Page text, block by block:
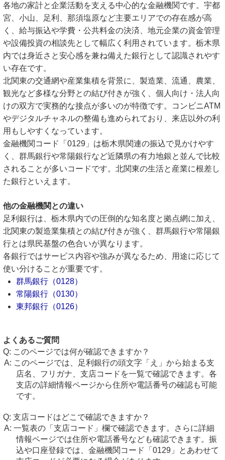
各地の家計と企業活動を支える中心的な金融機関です。宇都
宮、小山、足利、那須塩原など主要エリアでの存在感が高
く、給与振込や学費・公共料金の決済、地元企業の資金管理
や設備投資の相談先として幅広く利用されています。栃木県
内では身近さと安心感を兼ね備えた銀行として認識されやす
い存在です。
北関東の交通網や産業集積を背景に、製造業、流通、農業、
観光など多様な分野との結び付きが強く、個人向け・法人向
けの双方で実務的な接点が多いのが特徴です。コンビニATM
やデジタルチャネルの整備も進められており、来店以外の利
用もしやすくなっています。
金融機関コード「0129」は栃木県関連の振込で見かけやす
く、群馬銀行や常陽銀行など近隣県の有力地銀と並んで比較
されることが多いコードです。北関東の生活と産業に根差し
た銀行といえます。
他の金融機関との違い
足利銀行は、栃木県内での圧倒的な知名度と拠点網に加え、
北関東の製造業集積との結び付きが強く、群馬銀行や常陽銀
行とは県民基盤の色合いが異なります。
各銀行ではサービス内容や強みが異なるため、用途に応じて
使い分けることが重要です。
群馬銀行（0128）
常陽銀行（0130）
東邦銀行（0126）
よくあるご質問
このページでは何が確認できますか？
このページでは、足利銀行の頭文字「え」から始まる支
店名、フリガナ、支店コードを一覧で確認できます。各
支店の詳細情報ページから住所や電話番号の確認も可能
です。
支店コードはどこで確認できますか？
一覧表の「支店コード」欄で確認できます。さらに詳細
情報ページでは住所や電話番号なども確認できます。振
込や口座登録では、金融機関コード「0129」とあわせて